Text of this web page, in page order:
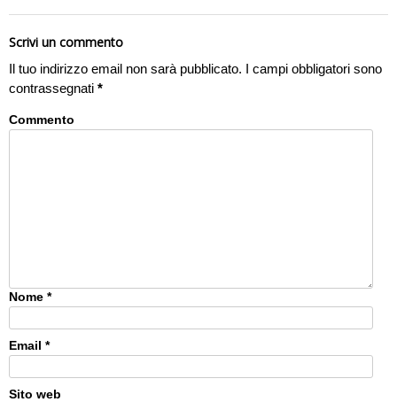
Scrivi un commento
Il tuo indirizzo email non sarà pubblicato. I campi obbligatori sono
contrassegnati *
Commento
Nome *
Email *
Sito web